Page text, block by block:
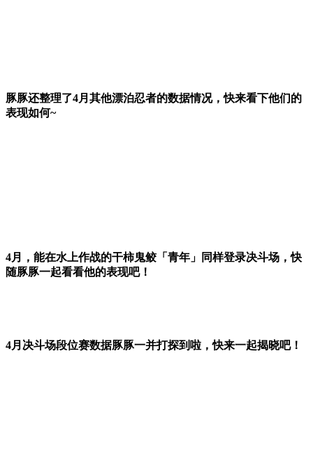
豚豚还整理了4月其他漂泊忍者的数据情况，快来看下他们的
表现如何~
4月，能在水上作战的干柿鬼鲛「青年」同样登录决斗场，快
随豚豚一起看看他的表现吧！
4月决斗场段位赛数据豚豚一并打探到啦，快来一起揭晓吧！